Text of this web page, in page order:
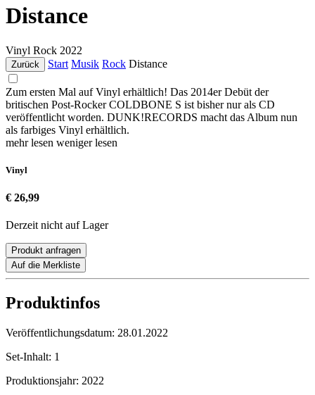
Distance
Vinyl Rock 2022
Zurück Start Musik Rock Distance
Zum ersten Mal auf Vinyl erhältlich! Das 2014er Debüt der
britischen Post-Rocker COLDBONE S ist bisher nur als CD
veröffentlicht worden. DUNK!RECORDS macht das Album nun
als farbiges Vinyl erhältlich.
mehr lesen weniger lesen
Vinyl
€ 26,99
Derzeit nicht auf Lager
Produkt anfragen
Auf die Merkliste
Produktinfos
Veröffentlichungsdatum: 28.01.2022
Set-Inhalt: 1
Produktionsjahr: 2022